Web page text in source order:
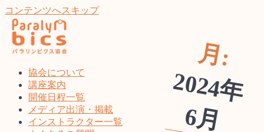
コンテンツへスキップ
協会について
講座案内
開催日程一覧
メディア出演・掲載
インストラクター一覧
月:
2
0
2
4
年
6
月